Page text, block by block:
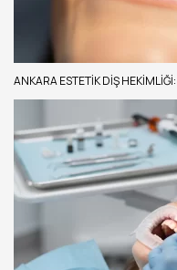
ANKARA ESTETIK DIŞ